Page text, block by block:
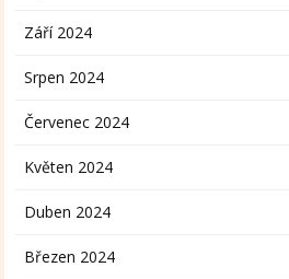
Září 2024
Srpen 2024
Červenec 2024
Květen 2024
Duben 2024
Březen 2024